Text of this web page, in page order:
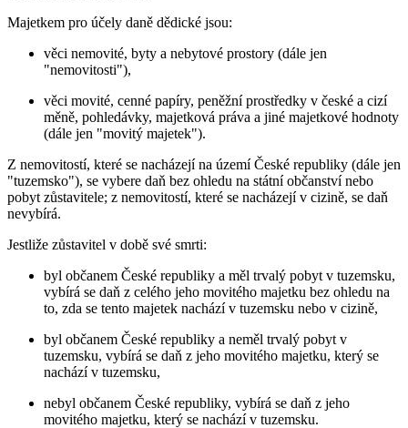
Majetkem pro účely daně dědické jsou:
věci nemovité, byty a nebytové prostory (dále jen
"nemovitosti"),
věci movité, cenné papíry, peněžní prostředky v české a cizí
měně, pohledávky, majetková práva a jiné majetkové hodnoty
(dále jen "movitý majetek").
Z nemovitostí, které se nacházejí na území České republiky (dále jen
"tuzemsko"), se vybere daň bez ohledu na státní občanství nebo
pobyt zůstavitele; z nemovitostí, které se nacházejí v cizině, se daň
nevybírá.
Jestliže zůstavitel v době své smrti:
byl občanem České republiky a měl trvalý pobyt v tuzemsku,
vybírá se daň z celého jeho movitého majetku bez ohledu na
to, zda se tento majetek nachází v tuzemsku nebo v cizině,
byl občanem České republiky a neměl trvalý pobyt v
tuzemsku, vybírá se daň z jeho movitého majetku, který se
nachází v tuzemsku,
nebyl občanem České republiky, vybírá se daň z jeho
movitého majetku, který se nachází v tuzemsku.